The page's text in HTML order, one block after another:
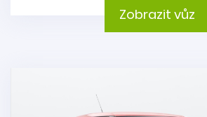
Zobrazit vůz